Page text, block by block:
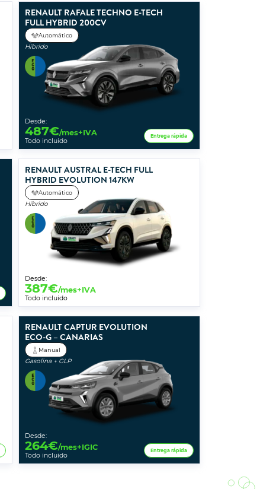
RENAULT RAFALE TECHNO E-TECH
FULL HYBRID 200CV
Automático
Híbrido
Desde:
487€/mes+IVA
Todo incluido
Entrega rápida
RENAULT AUSTRAL E-TECH FULL
HYBRID EVOLUTION 147KW
Automático
Híbrido
Desde:
387€/mes+IVA
Todo incluido
RENAULT CAPTUR EVOLUTION
ECO-G – CANARIAS
Manual
Gasolina + GLP
Desde:
264€/mes+IGIC
Todo incluido
Entrega rápida